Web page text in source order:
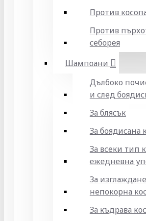
Против
Против
себорея
Шампоани
Дълбоко
и след
За блясък
За боядисана
За всеки тип
ежедневна
За
непокорна
За къдрава